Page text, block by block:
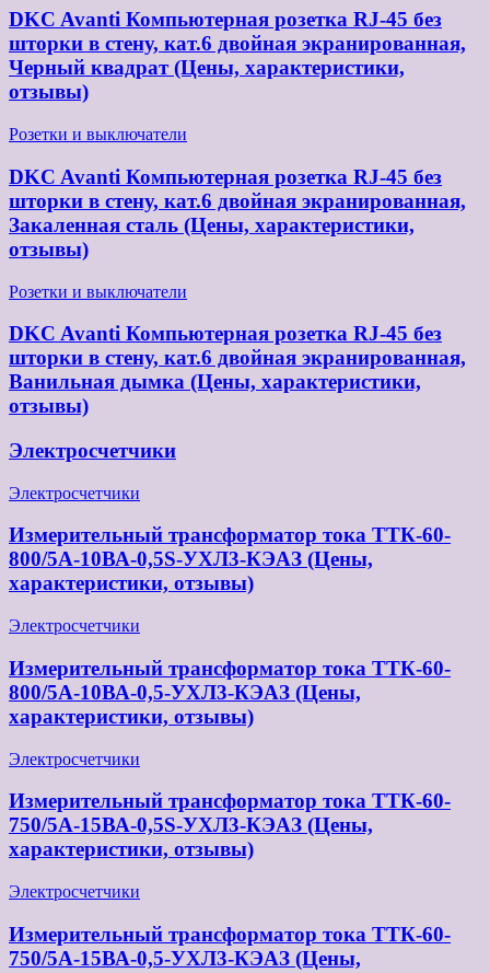
DKC Avanti Компьютерная розетка RJ-45 без
шторки в стену, кат.6 двойная экранированная,
Черный квадрат (Цены, характеристики,
отзывы)
Розетки и выключатели
DKC Avanti Компьютерная розетка RJ-45 без
шторки в стену, кат.6 двойная экранированная,
Закаленная сталь (Цены, характеристики,
отзывы)
Розетки и выключатели
DKC Avanti Компьютерная розетка RJ-45 без
шторки в стену, кат.6 двойная экранированная,
Ванильная дымка (Цены, характеристики,
отзывы)
Электросчетчики
Электросчетчики
Измерительный трансформатор тока ТТК-60-
800/5А-10ВА-0,5S-УХЛ3-КЭАЗ (Цены,
характеристики, отзывы)
Электросчетчики
Измерительный трансформатор тока ТТК-60-
800/5А-10ВА-0,5-УХЛ3-КЭАЗ (Цены,
характеристики, отзывы)
Электросчетчики
Измерительный трансформатор тока ТТК-60-
750/5А-15ВА-0,5S-УХЛ3-КЭАЗ (Цены,
характеристики, отзывы)
Электросчетчики
Измерительный трансформатор тока ТТК-60-
750/5А-15ВА-0,5-УХЛ3-КЭАЗ (Цены,